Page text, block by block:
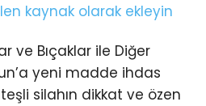
kaynak olarak ekleyin
ve Bıçaklar ile Diğer
yeni madde ihdas
silahın dikkat ve özen